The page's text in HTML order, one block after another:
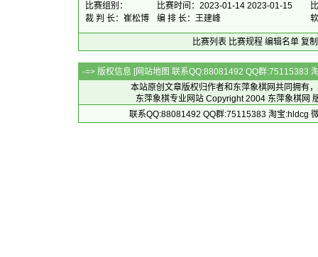
比赛组别：
比赛时间：2023-01-14 2023-01-15
裁 判 长：崔松博
编 排 长：王建峰
比赛列表 比赛规程 编辑名单 复
-=> 版权信息 [网站地图 联系QQ:88081492 QQ群:75115383
本站原创文章版权归作者和 东萍象棋网共同拥有
东萍象棋专业网站 Copyright 2004 东萍象棋网
联系QQ:88081492 QQ群:75115383 淘宝:hldcg